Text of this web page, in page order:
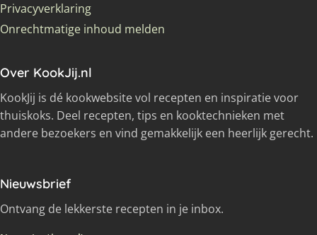
Privacyverklaring
Onrechtmatige inhoud melden
Over KookJij.nl
KookJij is dé kookwebsite vol recepten en inspiratie voor
thuiskoks. Deel recepten, tips en kooktechnieken met
andere bezoekers en vind gemakkelijk een heerlijk gerecht.
Nieuwsbrief
Ontvang de lekkerste recepten in je inbox.